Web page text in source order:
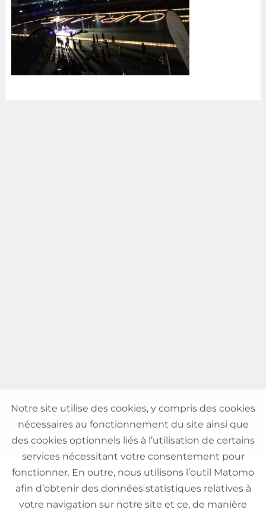
VENTE
Maisons
Notre site utilise des cookies, y compris des cookies
nécessaires au fonctionnement du site ainsi que
des cookies optionnels liés à l’utilisation de certains
services nécessitant votre consentement pour
fonctionner. En outre, nous utilisons l’outil Matomo
afin d’obtenir des données statistiques relatives à
votre navigation sur notre site et ce, de manière